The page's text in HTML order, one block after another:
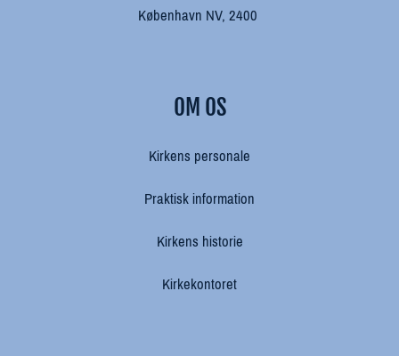
København NV, 2400
OM OS
Kirkens personale
Praktisk information
Kirkens historie
Kirkekontoret